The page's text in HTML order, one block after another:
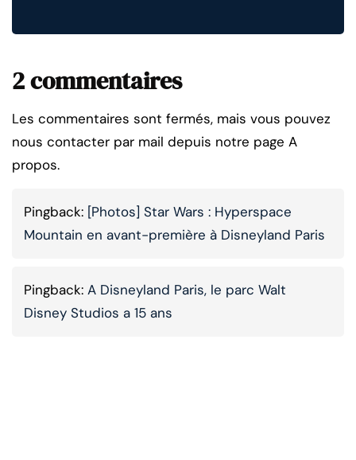
2 commentaires
Les commentaires sont fermés, mais vous pouvez
nous contacter par mail depuis notre page A
propos.
Pingback: [Photos] Star Wars : Hyperspace
Mountain en avant-première à Disneyland Paris
Pingback: A Disneyland Paris, le parc Walt
Disney Studios a 15 ans